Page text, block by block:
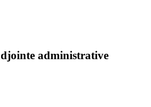
administrative